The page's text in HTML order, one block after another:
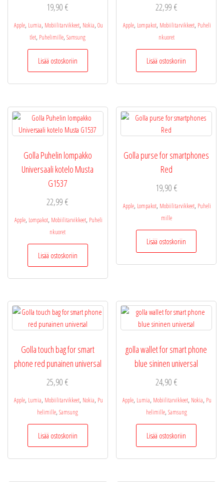
19,90€
Apple, Lumia, Mobiilitarvikkeet, Nokia, Ou
tlet, Puhelimille, Samsung
Lisää ostoskoriin
22,99 €
Apple, Lompakot, Mobiilitarvikkeet, Puheli
nkuoret
Lisää ostoskoriin
Golla Puhelin lompakko
Universaali kotelo Musta
G1537
22,99€
Apple, Lompakot, Mobiilitarvikkeet, Puheli
nkuoret
Lisää ostoskoriin
Golla purse for smartphones
Red
19,90 €
Apple, Lompakot, Mobiilitarvikkeet, Puheli
mille
Lisää ostoskoriin
Golla touch bag for smart
phone red punainen universal
25,90€
Apple, Lumia, Mobiilitarvikkeet, Nokia, Pu
helimille, Samsung
Lisää ostoskoriin
golla wallet for smart phone
blue sininen universal
24,90 €
Apple, Lumia, Mobiilitarvikkeet, Nokia, Pu
helimille, Samsung
Lisää ostoskoriin